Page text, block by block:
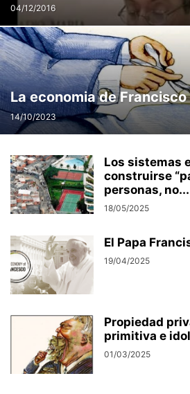
04/12/2016
La economia de Francisco
14/10/2023
Los sistemas
construirse
personas, no...
18/05/2025
El Papa
19/04/2025
Propiedad
primitiva e
01/03/2025